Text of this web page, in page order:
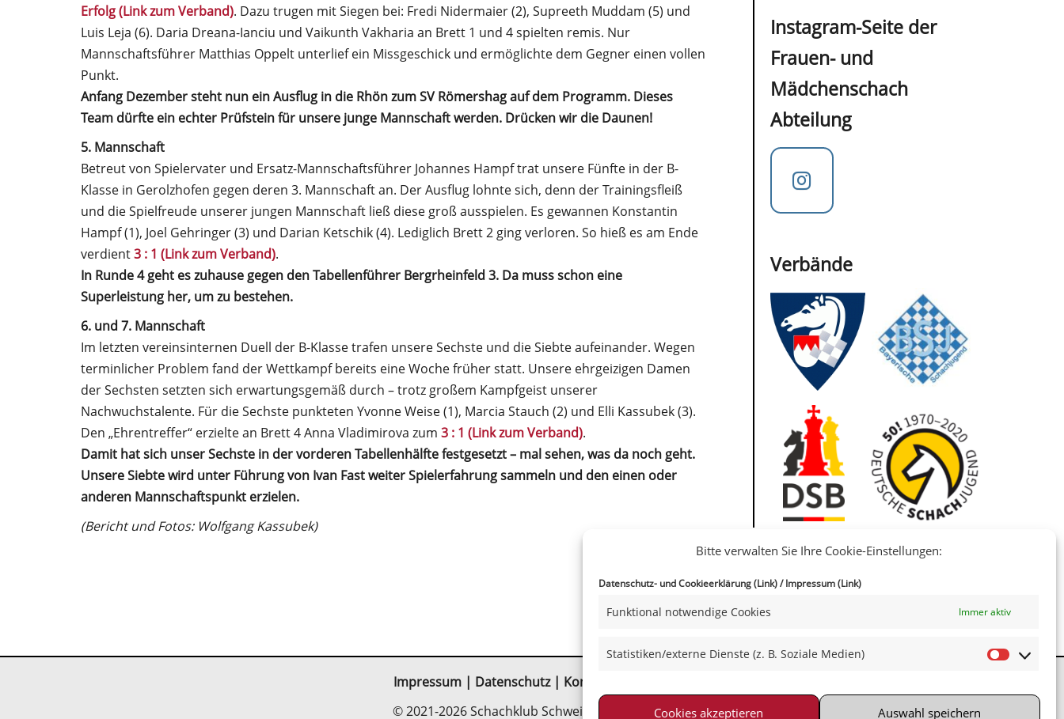
Bitte verwalten Sie Ihre Cookie-Einstellungen:
Datenschutz- und Cookieerklärung (Link)/Impressum (Link)
Funktional notwendige Cookies Immer aktiv
Statistiken/externe Dienste (z. B. Soziale Medien)
Cookies akzeptieren Auswahl speichern
Erfolg (Link zum Verband). Dazu trugen mit Siegen bei: Fredi Nidermaier (2), Supreeth Muddam (5) und
Luis Leja (6). Daria Dreana-Ianciu und Vaikunth Vakharia an Brett 1 und 4 spielten remis. Nur
Mannschaftsführer Matthias Oppelt unterlief ein Missgeschick und ermöglichte dem Gegner einen vollen
Punkt.
Anfang Dezember steht nun ein Ausflug in die Rhön zum SV Römershag auf dem Programm. Dieses
Team dürfte ein echter Prüfstein für unsere junge Mannschaft werden. Drücken wir die Daunen!
5. Mannschaft
Betreut von Spielervater und Ersatz-Mannschaftsführer Johannes Hampf trat unsere Fünfte in der B-
Klasse in Gerolzhofen gegen deren 3. Mannschaft an. Der Ausflug lohnte sich, denn der Trainingsfleiß
und die Spielfreude unserer jungen Mannschaft ließ diese groß ausspielen. Es gewannen Konstantin
Hampf (1), Joel Gehringer (3) und Darian Ketschik (4). Lediglich Brett 2 ging verloren. So hieß es am Ende
verdient3 : 1 (Link zum Verband).
In Runde 4 geht es zuhause gegen den Tabellenführer Bergrheinfeld 3. Da muss schon eine
Superleistung her, um zu bestehen.
6. und 7. Mannschaft
Im letzten vereinsinternen Duell der B-Klasse trafen unsere Sechste und die Siebte aufeinander. Wegen
terminlicher Problem fand der Wettkampf bereits eine Woche früher statt. Unsere ehrgeizigen Damen
der Sechsten setzten sich erwartungsgemäß durch – trotz großem Kampfgeist unserer
Nachwuchstalente. Für die Sechste punkteten Yvonne Weise (1), Marcia Stauch (2) und Elli Kassubek (3).
Den „Ehrentreffer“ erzielte an Brett 4 Anna Vladimirova zum 3 : 1 (Link zum Verband).
Damit hat sich unser Sechste in der vorderen Tabellenhälfte festgesetzt – mal sehen, was da noch geht.
Unsere Siebte wird unter Führung von Ivan Fast weiter Spielerfahrung sammeln und den einen oder
anderen Mannschaftspunkt erzielen.
(Bericht und Fotos: Wolfgang Kassubek)
Instagram-Seite der
Frauen- und
Mädchenschach
Abteilung
Verbände
Impressum| Datenschutz| Kontakt
© 2021-2026 Schachklub Schweinfurt 2000 e. V.